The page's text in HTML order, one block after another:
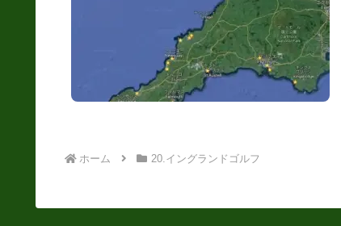
ホーム 20.イングランドゴルフ